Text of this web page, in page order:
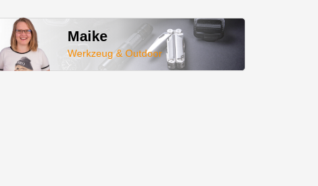
Maike
Werkzeug & Outdoor